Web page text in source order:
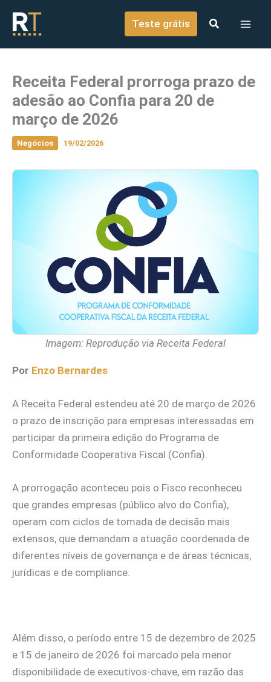
conteúdo
Teste grátis
Receita Federal prorroga prazo de
adesão ao Confia para 20 de
março de 2026
Negócios 19/02/2026
Imagem: Reprodução via Receita Federal
Por Enzo Bernardes
A Receita Federal estendeu até 20 de março de 2026
o prazo de inscrição para empresas interessadas em
participar da primeira edição do Programa de
Conformidade Cooperativa Fiscal (Confia).
A prorrogação aconteceu pois o Fisco reconheceu
que grandes empresas (público alvo do Confia),
operam com ciclos de tomada de decisão mais
extensos, que demandam a atuação coordenada de
diferentes níveis de governança e de áreas técnicas,
jurídicas e de compliance.
Além disso, o período entre 15 de dezembro de 2025
e 15 de janeiro de 2026 foi marcado pela menor
disponibilidade de executivos-chave, em razão das